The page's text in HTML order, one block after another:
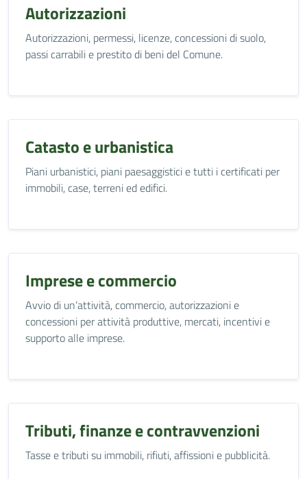
Autorizzazioni
Autorizzazioni, permessi, licenze, concessioni di suolo,
passi carrabili e prestito di beni del Comune.
Catasto e urbanistica
Piani urbanistici, piani paesaggistici e tutti i certificati per
immobili, case, terreni ed edifici.
Imprese e commercio
Avvio di un’attività, commercio, autorizzazioni e
concessioni per attività produttive, mercati, incentivi e
supporto alle imprese.
Tributi, finanze e contravvenzioni
Tasse e tributi su immobili, rifiuti, affissioni e pubblicità.